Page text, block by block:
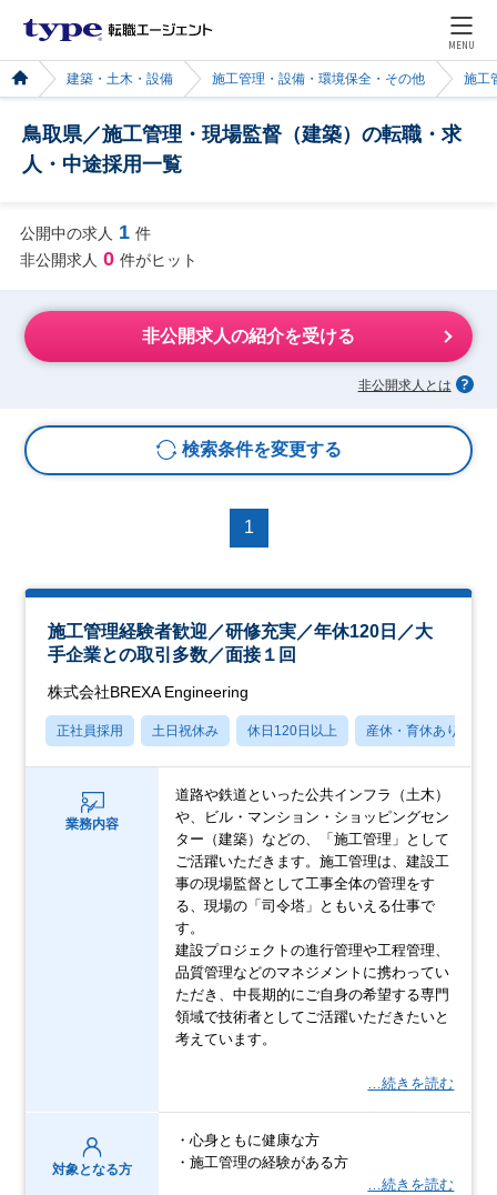
MENU
建築・土木・設備 施工管理・設備・環境保全・その他 施工
鳥取県／施工管理・現場監督（建築）の転職・求
人・中途採用一覧
公開中の求人 1 件
非公開求人 0 件がヒット
非公開求人の紹介を受ける
非公開求人とは
検索条件を変更する
1
施工管理経験者歓迎／研修充実／年休120日／大
手企業との取引多数／面接１回
株式会社BREXA Engineering
正社員採用 土日祝休み 休日120日以上 産休・育休あり
業務内容
道路や鉄道といった公共インフラ（土木）
や、ビル・マンション・ショッピングセン
ター（建築）などの、「施工管理」として
ご活躍いただきます。施工管理は、建設工
事の現場監督として工事全体の管理をす
る、現場の「司令塔」ともいえる仕事で
す。
建設プロジェクトの進行管理や工程管理、
品質管理などのマネジメントに携わってい
ただき、中長期的にご自身の希望する専門
領域で技術者としてご活躍いただきたいと
考えています。
…続きを読む
対象となる方
・心身ともに健康な方
・施工管理の経験がある方
…続きを読む